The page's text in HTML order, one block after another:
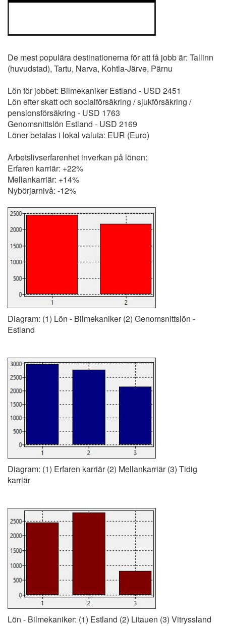
De mest populära destinationerna för att få jobb är: Tallinn
(huvudstad), Tartu, Narva, Kohtla-Järve, Pärnu
Lön för jobbet: Bilmekaniker Estland - USD 2451
Lön efter skatt och socialförsäkring / sjukförsäkring /
pensionsförsäkring - USD 1763
Genomsnittslön Estland - USD 2169
Löner betalas i lokal valuta: EUR (Euro)
Arbetslivserfarenhet inverkan på lönen:
Erfaren karriär: +22%
Mellankarriär: +14%
Nybörjarnivå: -12%
Diagram: (1) Lön - Bilmekaniker (2) Genomsnittslön -
Estland
Diagram: (1) Erfaren karriär (2) Mellankarriär (3) Tidig
karriär
Lön - Bilmekaniker: (1) Estland (2) Litauen (3) Vitryssland